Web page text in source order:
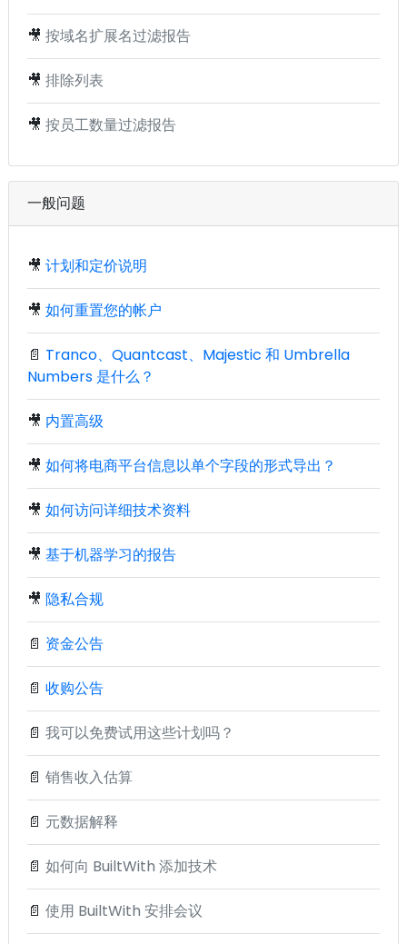
🎥 按域名扩展名过滤报告
🎥 排除列表
🎥 按员工数量过滤报告
一般问题
🎥 计划和定价说明
🎥 如何重置您的帐户
📄 Tranco、Quantcast、Majestic 和 Umbrella
Numbers 是什么？
🎥 内置高级
🎥 如何将电商平台信息以单个字段的形式导出？
🎥 如何访问详细技术资料
🎥 基于机器学习的报告
🎥 隐私合规
📄 资金公告
📄 收购公告
📄 我可以免费试用这些计划吗？
📄 销售收入估算
📄 元数据解释
📄 如何向 BuiltWith 添加技术
📄 使用 BuiltWith 安排会议